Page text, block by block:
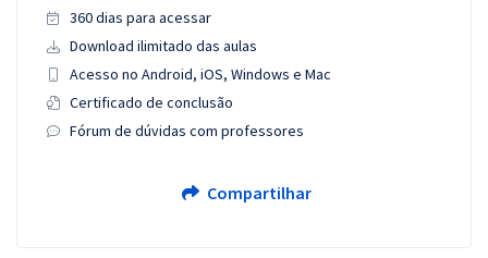
360 dias para acessar
Download ilimitado das aulas
Acesso no Android, iOS, Windows e Mac
Certificado de conclusão
Fórum de dúvidas com professores
Compartilhar